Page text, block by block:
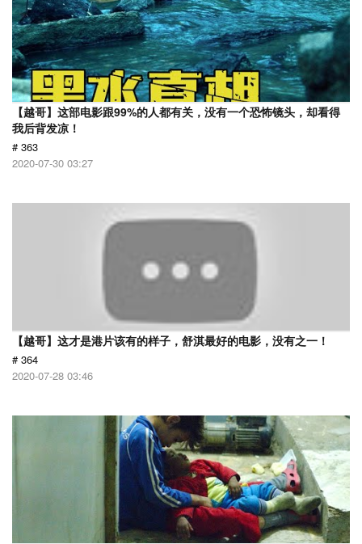
【越哥】这部电影跟99%的人都有关，没有一个恐怖镜头，却看得
我后背发凉！
# 363
2020-07-30 03:27
【越哥】这才是港片该有的样子，舒淇最好的电影，没有之一！
# 364
2020-07-28 03:46